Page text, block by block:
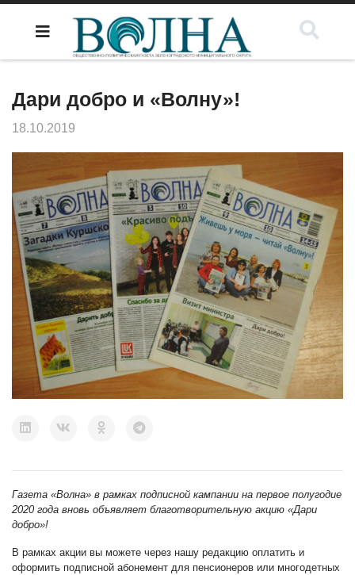
Дари добро и «Волну»!
18.10.2019
Газета «Волна» в рамках подписной кампании на первое полугодие
2020 года вновь объявляет благотворительную акцию «Дари
добро»!
В рамках акции вы можете через нашу редакцию оплатить и
оформить подписной абонемент для пенсионеров или многодетных